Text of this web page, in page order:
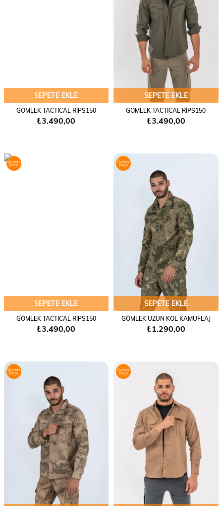
SEPETE EKLE
GÖMLEK TACTICAL RİPS150
₺3.490,00
SEPETE EKLE
GÖMLEK TACTICAL RİPS150
₺3.490,00
SEPETE EKLE
GÖMLEK TACTICAL RİPS150
₺3.490,00
Ücretsiz
Kargo
SEPETE EKLE
GÖMLEK UZUN KOL KAMUFLAJ
₺1.290,00
Ücretsiz
Kargo
Ücretsiz
Kargo
Ücretsiz
Kargo